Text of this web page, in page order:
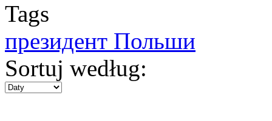
Tags
президент Польши
Sortuj według: